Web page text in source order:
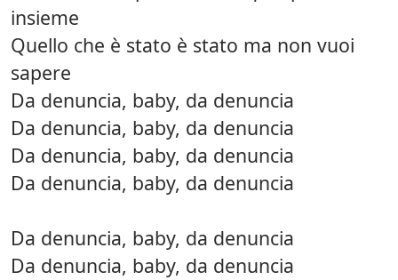
insieme
Quello che è stato è stato ma non vuoi
sapere
Da denuncia, baby, da denuncia
Da denuncia, baby, da denuncia
Da denuncia, baby, da denuncia
Da denuncia, baby, da denuncia
Da denuncia, baby, da denuncia
Da denuncia, baby, da denuncia